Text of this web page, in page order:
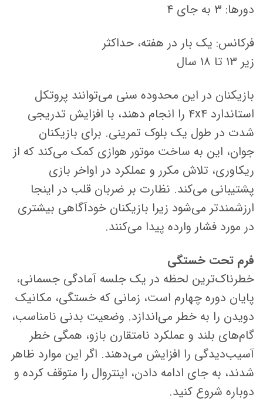
دورها: ۳ به جای ۴
فرکانس: یک بار در هفته، حداکثر
زیر ۱۳ تا ۱۸ سال
بازیکنان در این محدوده سنی می‌توانند پروتکل
استاندارد ۴x۴ را انجام دهند، با افزایش تدریجی
شدت در طول یک بلوک تمرینی. برای بازیکنان
جوان، این به ساخت موتور هوازی کمک می‌کند که از
ریکاوری، تلاش مکرر و عملکرد در اواخر بازی
پشتیبانی می‌کند. نظارت بر ضربان قلب در اینجا
ارزشمندتر می‌شود زیرا بازیکنان خودآگاهی بیشتری
در مورد فشار وارده پیدا می‌کنند.
فرم تحت خستگی
خطرناک‌ترین لحظه در یک جلسه آمادگی جسمانی،
پایان دوره چهارم است، زمانی که خستگی، مکانیک
دویدن را به خطر می‌اندازد. وضعیت بدنی نامناسب،
گام‌های بلند و عملکرد نامتقارن بازو، همگی خطر
آسیب‌دیدگی را افزایش می‌دهند. اگر این موارد ظاهر
شدند، به جای ادامه دادن، اینتروال را متوقف کرده و
دوباره شروع کنید.